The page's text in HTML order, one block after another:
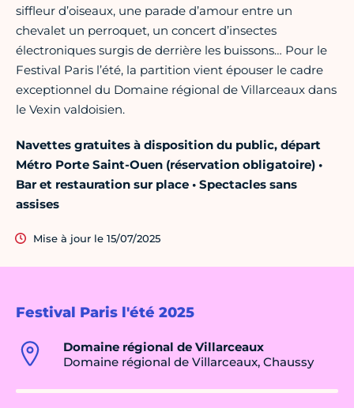
Festival Paris l'été 2025
Domaine régional de Villarceaux
Domaine régional de Villarceaux, Chaussy
siffleur d’oiseaux, une parade d’amour entre un
chevalet un perroquet, un concert d’insectes
électroniques surgis de derrière les buissons… Pour le
Festival Paris l’été, la partition vient épouser le cadre
exceptionnel du Domaine régional de Villarceaux dans
le Vexin valdoisien.
Navettes gratuites à disposition du public, départ
Métro Porte Saint-Ouen (réservation obligatoire) •
Bar et restauration sur place • Spectacles sans
assises
Mise à jour le 15/07/2025